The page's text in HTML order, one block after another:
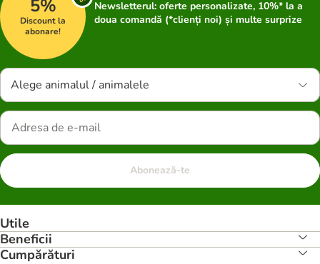
5%
Discount la
abonare!
Newsletterul: oferte personalizate, 10%* la a
doua comandă (*clienți noi) și multe surprize
Alege animalul / animalele
Abonează-te
Utile
Beneficii
Cumpărături